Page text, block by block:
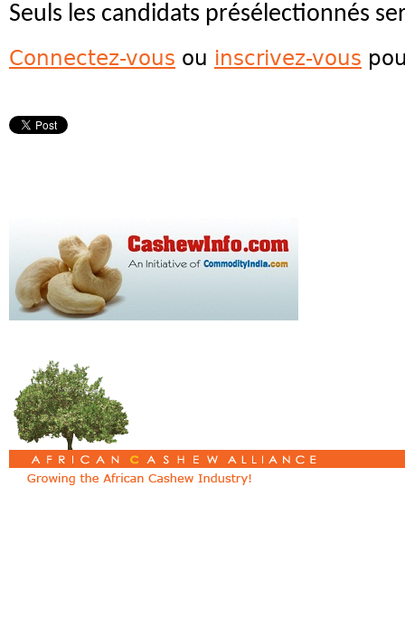
Seuls les candidats présélectionnés
Connectez-vous ou inscrivez-vous